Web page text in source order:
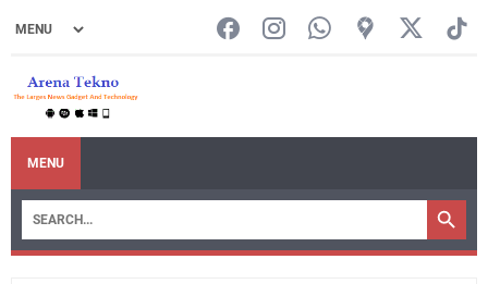
MENU